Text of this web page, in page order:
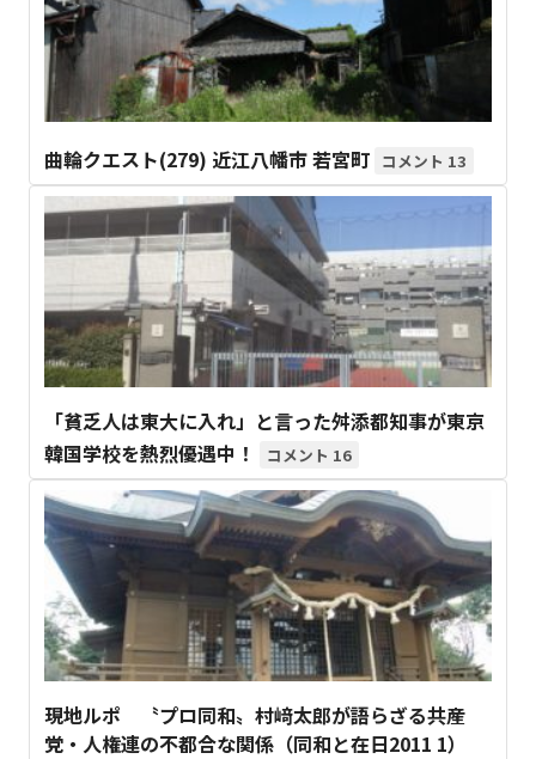
曲輪クエスト(279) 近江八幡市 若宮町 13
「貧乏人は東大に入れ」と言った舛添都知事が東京
韓国学校を熱烈優遇中！
16
現地ルポ 〝プロ同和〟村﨑太郎が語らざる共産
党・人権連の不都合な関係（同和と在日2011 1）